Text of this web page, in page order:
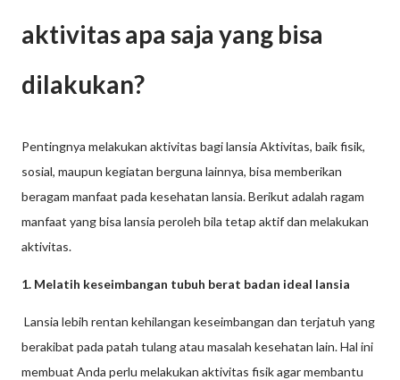
aktivitas apa saja yang bisa
dilakukan?
Pentingnya melakukan aktivitas bagi lansia Aktivitas, baik fisik,
sosial, maupun kegiatan berguna lainnya, bisa memberikan
beragam manfaat pada kesehatan lansia. Berikut adalah ragam
manfaat yang bisa lansia peroleh bila tetap aktif dan melakukan
aktivitas.
1. Melatih keseimbangan tubuh berat badan ideal lansia
Lansia lebih rentan kehilangan keseimbangan dan terjatuh yang
berakibat pada patah tulang atau masalah kesehatan lain. Hal ini
membuat Anda perlu melakukan aktivitas fisik agar membantu